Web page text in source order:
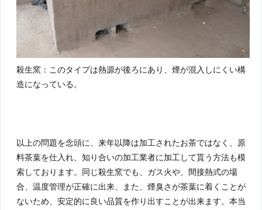
殺生窯：このタイプは熱源が後ろにあり、煙が混入しにくい構
造になっている。
以上の問題を念頭に、来年以降は加工されたお茶ではなく、原
料茶葉を仕入れ、知り合いの加工業者に加工して貰う方法も模
索しております。同じ殺生窯でも、ガス火や、間接熱式の場
合、温度管理が正確に出来、また、煙臭さが茶葉に着くことが
ないため、安定的に良い品質を作り出すことが出来ます。本当